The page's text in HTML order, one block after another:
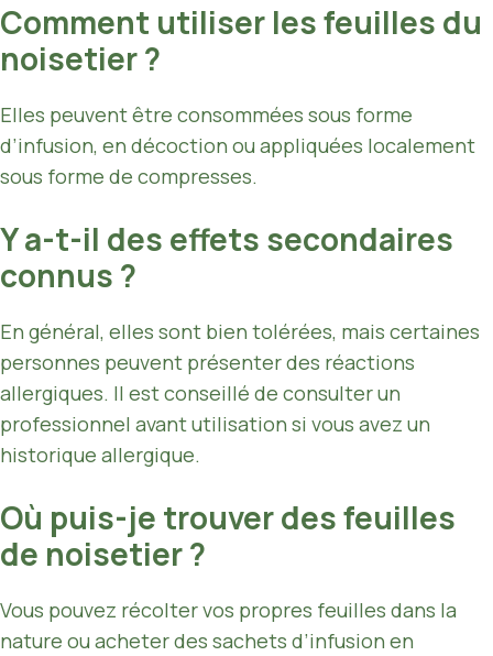
Comment utiliser les feuilles du
noisetier ?
Elles peuvent être consommées sous forme
d’infusion, en décoction ou appliquées localement
sous forme de compresses.
Y a-t-il des effets secondaires
connus ?
En général, elles sont bien tolérées, mais certaines
personnes peuvent présenter des réactions
allergiques. Il est conseillé de consulter un
professionnel avant utilisation si vous avez un
historique allergique.
Où puis-je trouver des feuilles
de noisetier ?
Vous pouvez récolter vos propres feuilles dans la
nature ou acheter des sachets d’infusion en